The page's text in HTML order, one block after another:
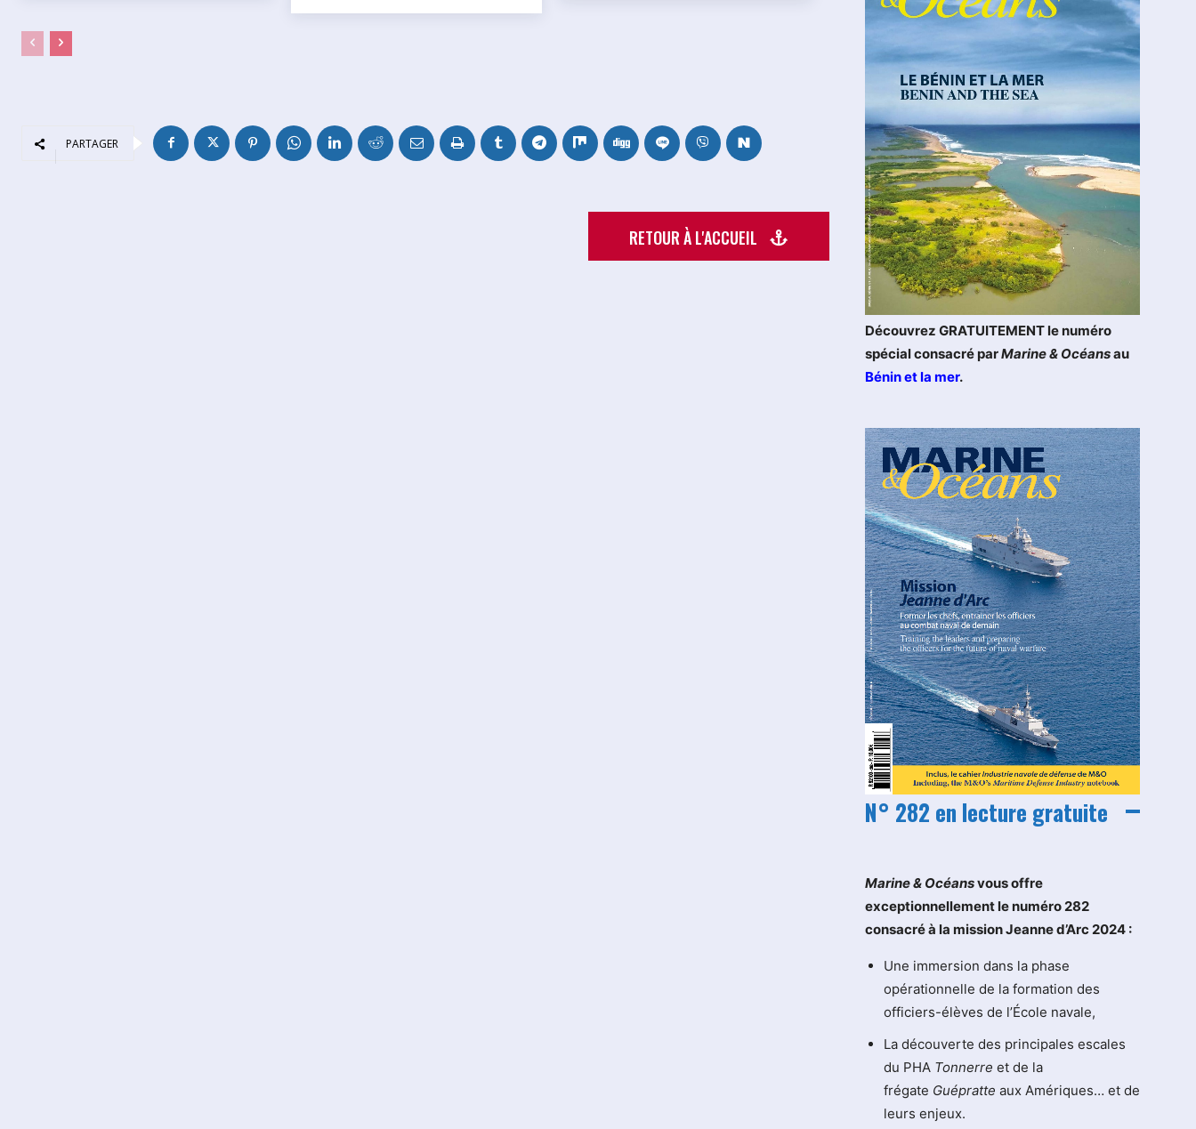
PARTAGER
RETOUR À L'ACCUEIL
Découvrez GRATUITEMENT le numéro
spécial consacré parMarine & Océansau
Bénin et la mer.
N° 282 en lecture gratuite
Marine & Océansvous offre
exceptionnellement le numéro 282
consacré à la mission Jeanne d’Arc 2024 :
Une immersion dans la phase
opérationnelle de la formation des
officiers-élèves de l’École navale,
La découverte des principales escales
du PHA Tonnerre et de la
frégate Guépratte aux Amériques… et de
leurs enjeux.